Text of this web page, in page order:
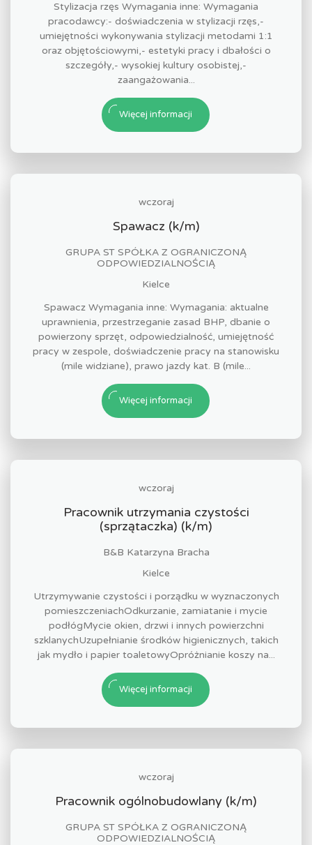
Stylizacja rzęs Wymagania inne: Wymagania
pracodawcy:- doświadczenia w stylizacji rzęs,-
umiejętności wykonywania stylizacji metodami 1:1
oraz objętościowymi,- estetyki pracy i dbałości o
szczegóły,- wysokiej kultury osobistej,-
zaangażowania...
Więcej informacji
wczoraj
Spawacz (k/m)
GRUPA ST SPÓŁKA Z OGRANICZONĄ
ODPOWIEDZIALNOŚCIĄ
Kielce
Spawacz Wymagania inne: Wymagania: aktualne
uprawnienia, przestrzeganie zasad BHP, dbanie o
powierzony sprzęt, odpowiedzialność, umiejętność
pracy w zespole, doświadczenie pracy na stanowisku
(mile widziane), prawo jazdy kat. B (mile...
Więcej informacji
wczoraj
Pracownik utrzymania czystości
(sprzątaczka) (k/m)
B&B Katarzyna Bracha
Kielce
Utrzymywanie czystości i porządku w wyznaczonych
pomieszczeniachOdkurzanie, zamiatanie i mycie
podłógMycie okien, drzwi i innych powierzchni
szklanychUzupełnianie środków higienicznych, takich
jak mydło i papier toaletowyOpróżnianie koszy na...
Więcej informacji
wczoraj
Pracownik ogólnobudowlany (k/m)
GRUPA ST SPÓŁKA Z OGRANICZONĄ
ODPOWIEDZIALNOŚCIĄ